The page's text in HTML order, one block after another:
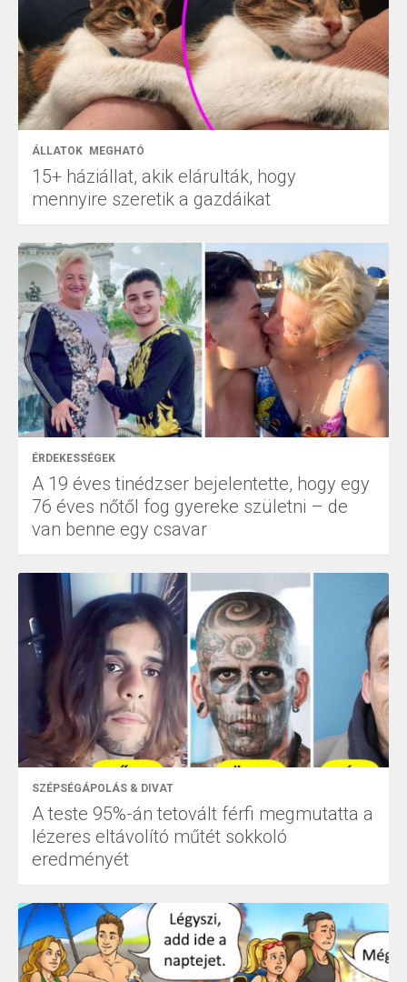
ÁLLATOK MEGHATÓ
15+ háziállat, akik elárulták, hogy
mennyire szeretik a gazdáikat
ÉRDEKESSÉGEK
A 19 éves tinédzser bejelentette, hogy egy
76 éves nőtől fog gyereke születni – de
van benne egy csavar
SZÉPSÉGÁPOLÁS & DIVAT
A teste 95%-án tetovált férfi megmutatta a
lézeres eltávolító műtét sokkoló
eredményét